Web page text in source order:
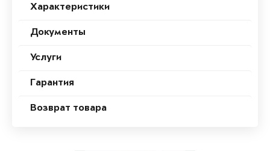
Характеристики
Документы
Услуги
Гарантия
Возврат товара